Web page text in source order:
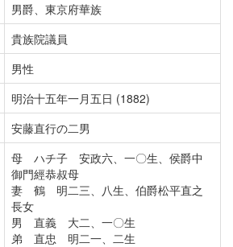
男爵、東京府華族
貴族院議員
男性
明治十五年一月五日 (1882)
安藤直行の二男
母 ハチ子 安政六、一〇生、侯爵中
御門經恭叔母
妻 鶴 明二三、八生、伯爵松平直之
長女
男 直義 大二、一〇生
弟 直忠 明二一、二生